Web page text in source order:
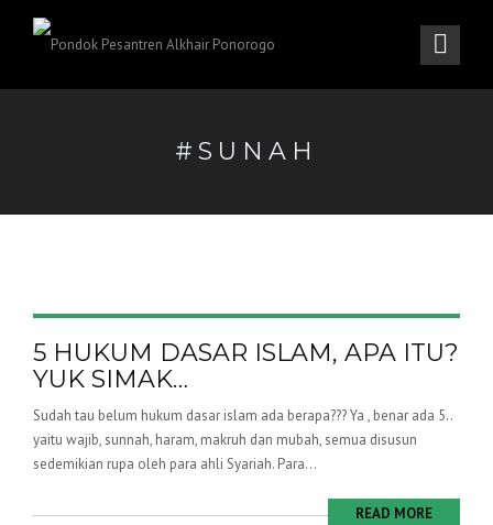
#SUNAH
5 HUKUM DASAR ISLAM, APA ITU?
YUK SIMAK…
Sudah tau belum hukum dasar islam ada berapa??? Ya , benar ada 5..
yaitu wajib, sunnah, haram, makruh dan mubah, semua disusun
sedemikian rupa oleh para ahli Syariah. Para...
READ MORE